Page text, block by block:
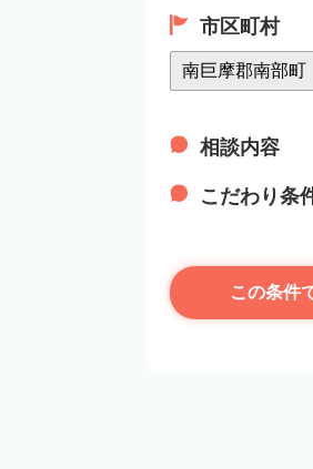
市区町村
相談内容
こだわり条
この条件